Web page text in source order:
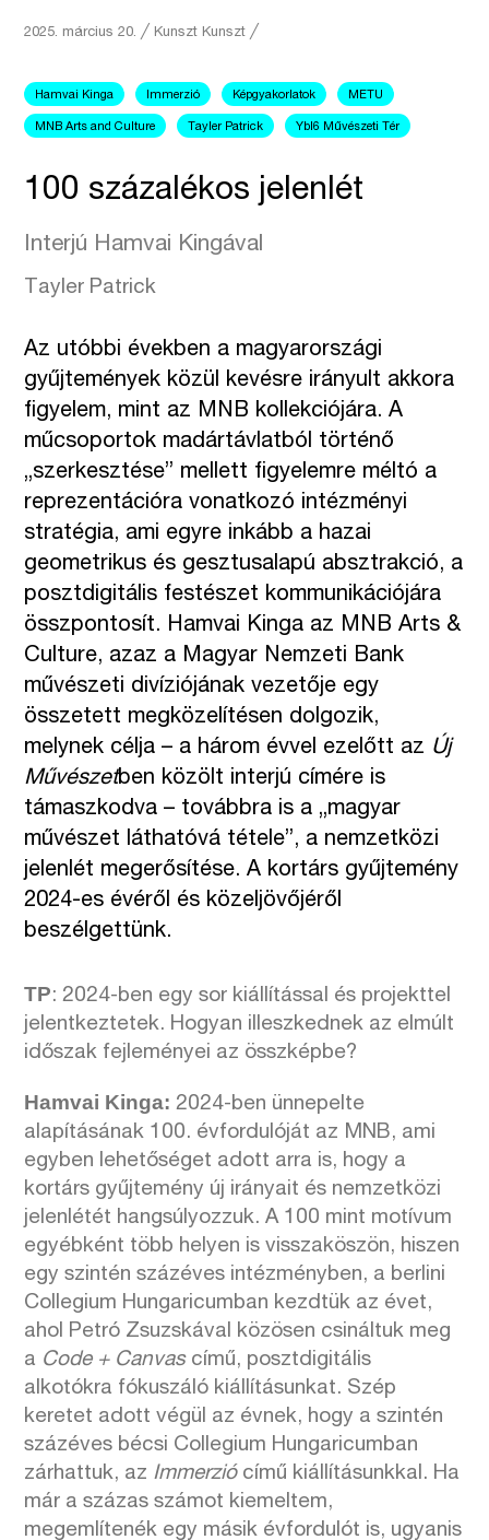
2025. március 20.╱ Kunszt Kunszt ╱
Hamvai Kinga Immerzió Képgyakorlatok METU
MNB Arts and Culture Tayler Patrick Ybl6 Művészeti Tér
100 százalékos jelenlét
Interjú Hamvai Kingával
Tayler Patrick
Az utóbbi években a magyarországi
gyűjtemények közül kevésre irányult akkora
figyelem, mint az MNB kollekciójára. A
műcsoportok madártávlatból történő
„szerkesztése” mellett figyelemre méltó a
reprezentációra vonatkozó intézményi
stratégia, ami egyre inkább a hazai
geometrikus és gesztusalapú absztrakció, a
posztdigitális festészet kommunikációjára
összpontosít. Hamvai Kinga az MNB Arts &
Culture, azaz a Magyar Nemzeti Bank
művészeti divíziójának vezetője egy
összetett megközelítésen dolgozik,
melynek célja – a három évvel ezelőtt az Új
Művészetben közölt interjú címére is
támaszkodva – továbbra is a „magyar
művészet láthatóvá tétele”, a nemzetközi
jelenlét megerősítése. A kortárs gyűjtemény
2024-es évéről és közeljövőjéről
beszélgettünk.
TP: 2024-ben egy sor kiállítással és projekttel
jelentkeztetek. Hogyan illeszkednek az elmúlt
időszak fejleményei az összképbe?
Hamvai Kinga: 2024-ben ünnepelte
alapításának 100. évfordulóját az MNB, ami
egyben lehetőséget adott arra is, hogy a
kortárs gyűjtemény új irányait és nemzetközi
jelenlétét hangsúlyozzuk. A 100 mint motívum
egyébként több helyen is visszaköszön, hiszen
egy szintén százéves intézményben, a berlini
Collegium Hungaricumban kezdtük az évet,
ahol Petró Zsuzskával közösen csináltuk meg
a Code + Canvas című, posztdigitális
alkotókra fókuszáló kiállításunkat. Szép
keretet adott végül az évnek, hogy a szintén
százéves bécsi Collegium Hungaricumban
zárhattuk, az Immerziócímű kiállításunkkal. Ha
már a százas számot kiemeltem,
megemlítenék egy másik évfordulót is, ugyanis